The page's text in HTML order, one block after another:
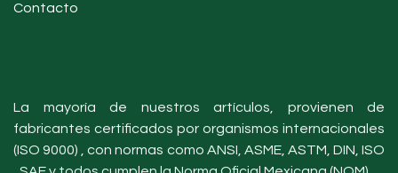
Contacto
La mayoría de nuestros artículos, provienen de
fabricantes certificados por organismos internacionales
(ISO 9000) , con normas como ANSI, ASME, ASTM, DIN, ISO